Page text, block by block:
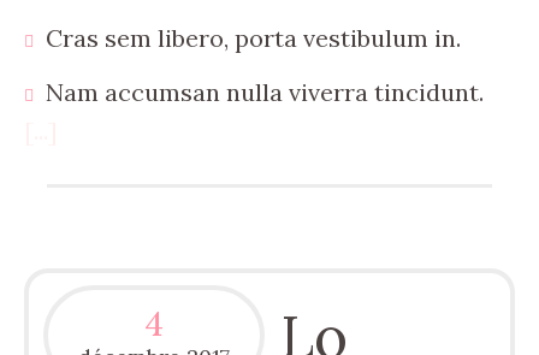
Cras sem libero, porta vestibulum in.
Nam accumsan nulla viverra tincidunt.
4 Lo